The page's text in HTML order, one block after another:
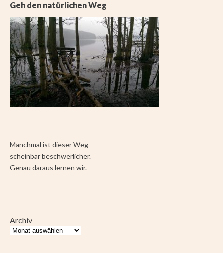
Geh den natürlichen Weg
Manchmal ist dieser Weg
scheinbar beschwerlicher.
Genau daraus lernen wir.
Archiv